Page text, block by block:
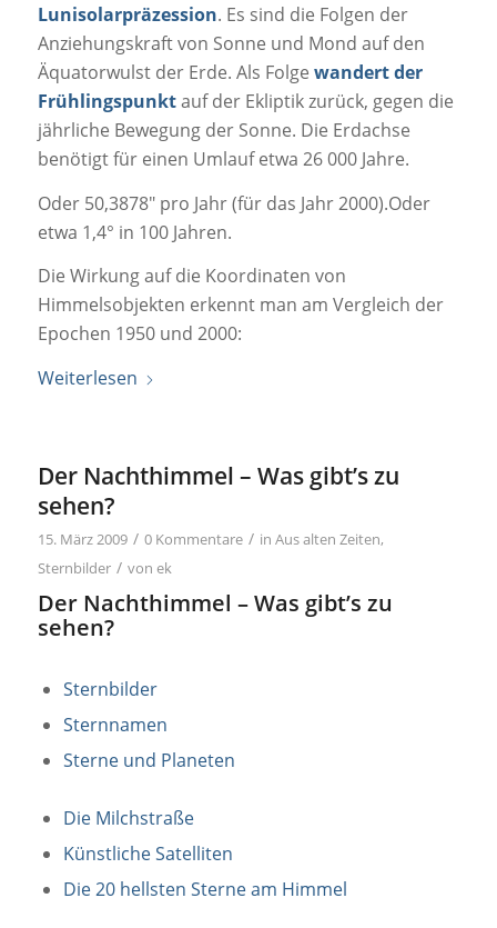
Lunisolarpräzession. Es sind die Folgen der
Anziehungskraft von Sonne und Mond auf den
Äquatorwulst der Erde. Als Folge wandert der
Frühlingspunktauf der Ekliptik zurück, gegen die
jährliche Bewegung der Sonne. Die Erdachse
benötigt für einen Umlauf etwa 26 000 Jahre.
Oder 50,3878″ pro Jahr (für das Jahr 2000).Oder
etwa 1,4° in 100 Jahren.
Die Wirkung auf die Koordinaten von
Himmelsobjekten erkennt man am Vergleich der
Epochen 1950 und 2000:
Weiterlesen
Der Nachthimmel – Was gibt’s zu
sehen?
15. März 2009 / 0 Kommentare / in Aus alten Zeiten,
Sternbilder / von ek
Der Nachthimmel – Was gibt’s zu
sehen?
Sternbilder
Sternnamen
Sterne und Planeten
Die Milchstraße
Künstliche Satelliten
Die 20 hellsten Sterne am Himmel